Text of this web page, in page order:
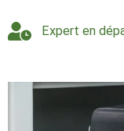
Expert en